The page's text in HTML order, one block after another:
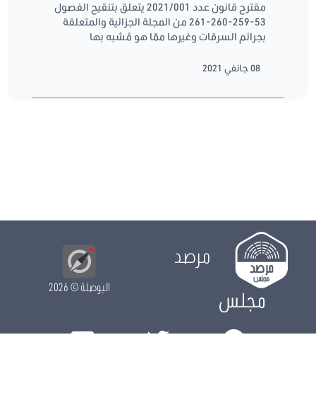
مقترح قانون عدد 2021/001 يتعلق بتنقيح الفصول
53-259-260-261 من المجلة الجزائية والمتعلقة
بجرائم السرقات وغيرها ممّا هو مُشبه بها
08 جانفي 2021
مرصد
مجلس
البوصلة© 2026